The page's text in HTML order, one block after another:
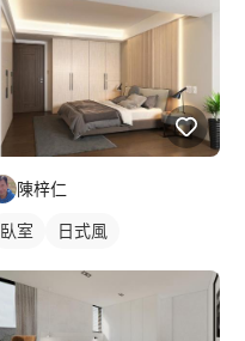
陳梓仁
臥室 日式風